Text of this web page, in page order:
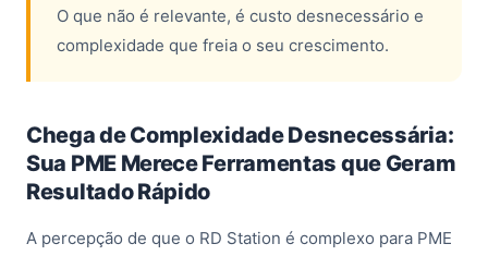
O que não é relevante, é custo desnecessário e
complexidade que freia o seu crescimento.
Chega de Complexidade Desnecessária:
Sua PME Merece Ferramentas que Geram
Resultado Rápido
A percepção de que o RD Station é complexo para PME